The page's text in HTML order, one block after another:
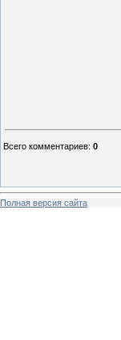
Всего комментариев: 0
Полная версия сайта